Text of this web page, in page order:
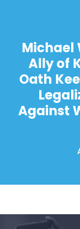
Michael
Ally of
Oath
Against